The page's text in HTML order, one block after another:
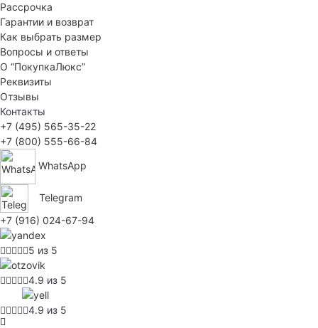
Рассрочка
Гарантии и возврат
Как выбрать размер
Вопросы и ответы
О “ПокупкаЛюкс”
Реквизиты
Отзывы
Контакты
+7 (495) 565-35-22
+7 (800) 555-66-84
WhatsApp
Telegram
+7 (916) 024-67-94
5 из 5
4.9 из 5
4.9 из 5